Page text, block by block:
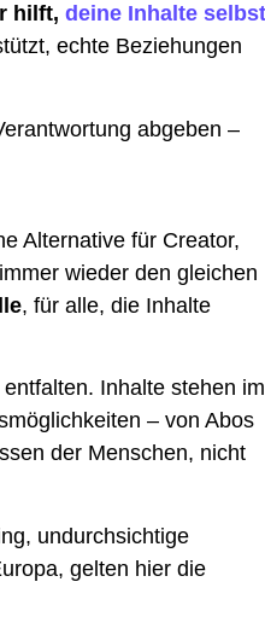
hilft, deine Inhalte selbst
echte Beziehungen
abgeben –
Alternative für Creator,
wieder den gleichen
, für alle, die Inhalte
Inhalte stehen im
– von Abos
der Menschen, nicht
undurchsichtige
gelten hier die